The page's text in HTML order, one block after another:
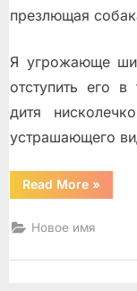
презлющая
Я угрожающе
отступить его
дитя
устрашающего
Read More“Серые
вороны”
»
Новое имя